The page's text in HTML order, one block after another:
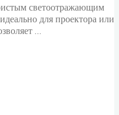
светоотражающим
для проектора или
…